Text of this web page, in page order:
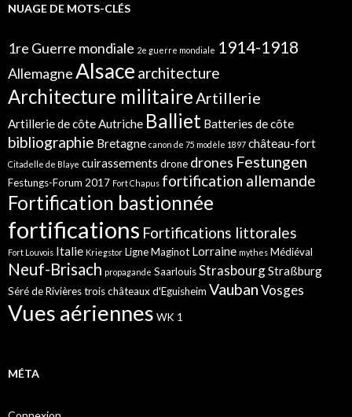
NUAGE DE MOTS-CLÉS
1re Guerre mondiale 2e guerre mondiale 1914-1918
AllemagneAlsace architecture
Architecture militaire Artillerie
Artillerie de côteAutriche Balliet Batteries de côte
bibliographie Bretagne canon de 75 modèle 1897 château-fort
Citadelle de Blaye cuirassements drone drones Festungen
Festungs-Forum 2017 Fort Chapus fortification allemande
Fortification bastionnée
fortifications Fortifications littorales
Fort Louvois Italie Kriegstor Ligne Maginot Lorraine mythes Médiéval
Neuf-Brisach propagande SaarlouisStrasbourgStraßburg
Séré de Rivièrestrois châteaux d'Eguisheim VaubanVosges
Vues aériennes WK 1
MÉTA